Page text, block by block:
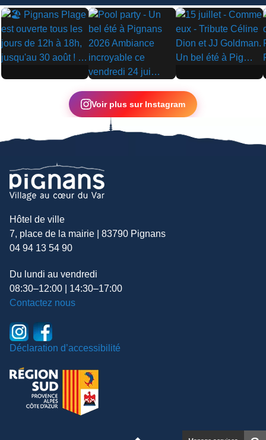
▶
▶
▶
Voir plus sur Instagram
Hôtel de ville
7, place de la mairie | 83790 Pignans
04 94 13 54 90
Du lundi au vendredi
08:30–12:00 | 14:30–17:00
Contactez nous
Déclaration d’accessibilité